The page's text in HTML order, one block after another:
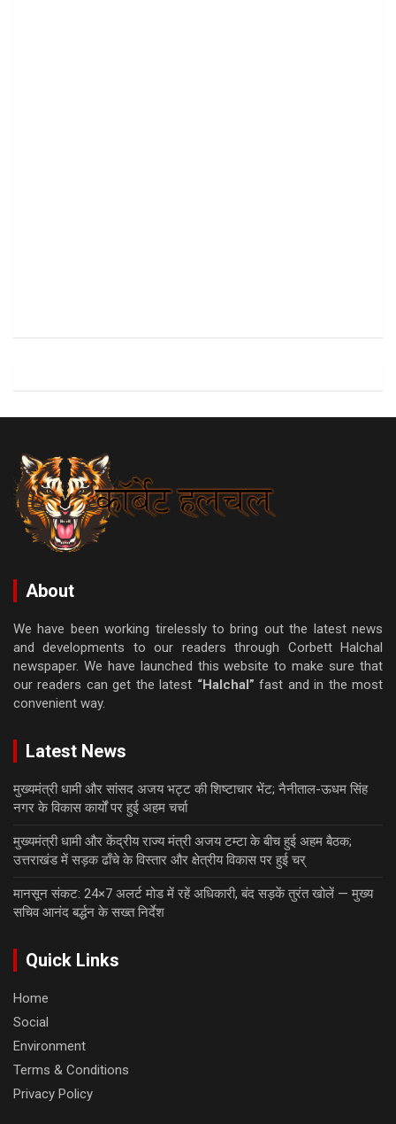
About
We have been working tirelessly to bring out the latest news
and developments to our readers through Corbett Halchal
newspaper. We have launched this website to make sure that
our readers can get the latest “Halchal” fast and in the most
convenient way.
Latest News
मुख्यमंत्री धामी और सांसद अजय भट्ट की शिष्टाचार भेंट; नैनीताल-ऊधम सिंह
नगर के विकास कार्यों पर हुई अहम चर्चा
मुख्यमंत्री धामी और केंद्रीय राज्य मंत्री अजय टम्टा के बीच हुई अहम बैठक;
उत्तराखंड में सड़क ढाँचे के विस्तार और क्षेत्रीय विकास पर हुई चर्
मानसून संकट: 24×7 अलर्ट मोड में रहें अधिकारी, बंद सड़कें तुरंत खोलें — मुख्य
सचिव आनंद बर्द्धन के सख्त निर्देश
Quick Links
Home
Social
Environment
Terms & Conditions
Privacy Policy